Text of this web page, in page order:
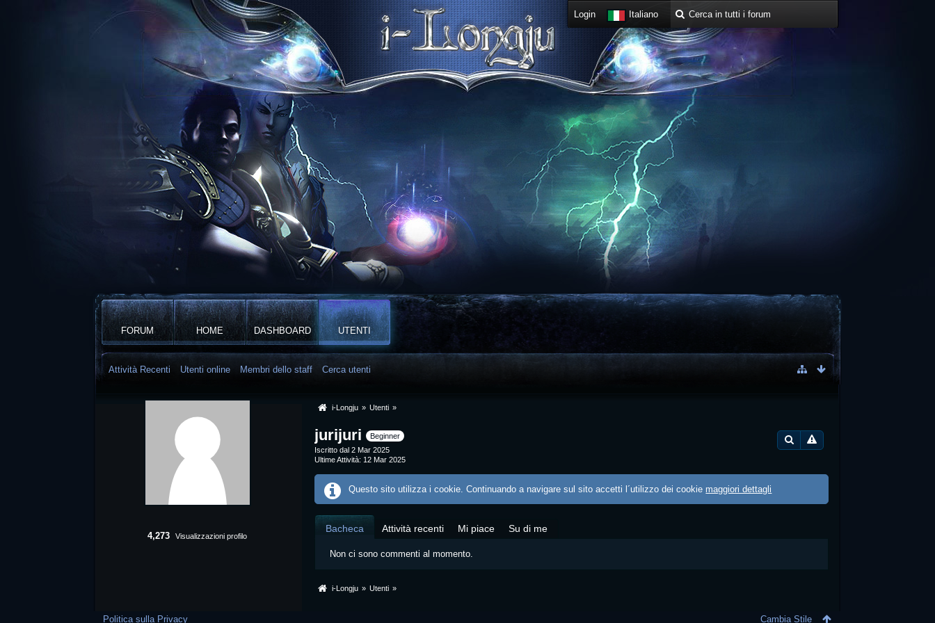
Login Italiano
FORUM HOME DASHBOARD UTENTI
Attività Recenti Utenti online Membri dello staff Cerca utenti
Visualizzazioni profilo
4,273
i-Longju » Utenti »
jurijuri Beginner
Iscritto dal 2 Mar 2025
Ultime Attività 12 Mar 2025
Questo sito utilizza i cookie. Continuando a navigare sul sito accetti l´utilizzo dei cookie maggiori dettagli
Bacheca Attività recenti Mi piace Su di me
Non ci sono commenti al momento.
i-Longju » Utenti »
Politica sulla Privacy Cambia Stile